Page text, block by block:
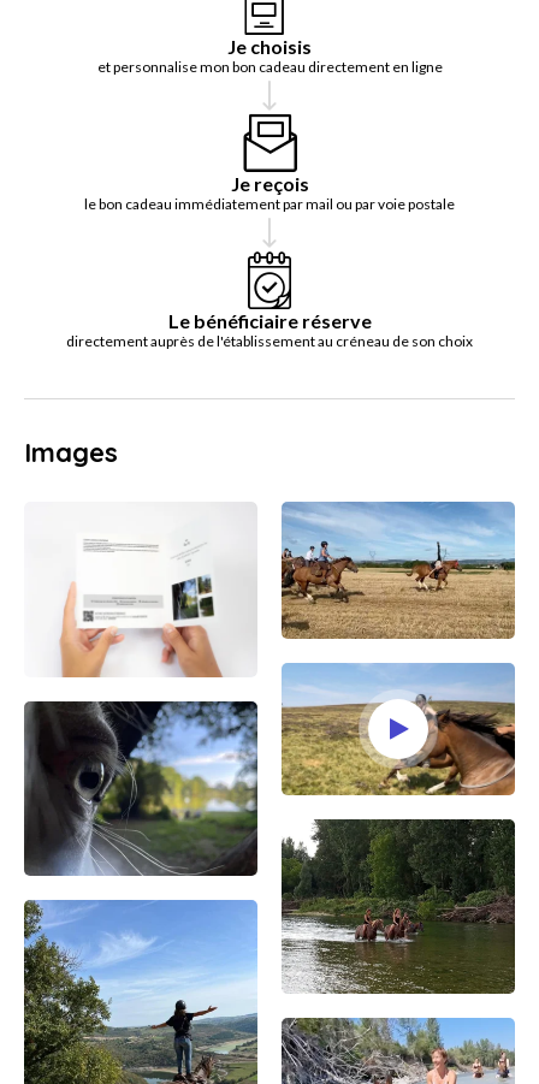
Je choisis
et personnalise mon bon cadeau directement en ligne
Je reçois
le bon cadeau immédiatement par mail ou par voie postale
Le bénéficiaire réserve
directement auprès de l'établissement au créneau de son choix
Images